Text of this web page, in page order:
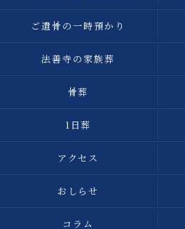
ご遺骨の一時預かり
法善寺の家族葬
骨葬
1日葬
アクセス
おしらせ
コラム